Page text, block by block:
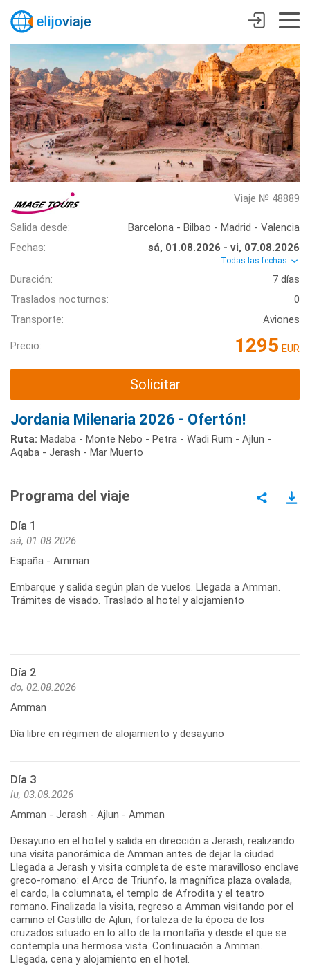
Viaje № 48889
Salida desde:
Barcelona - Bilbao - Madrid - Valencia
Fechas:
sá, 01.08.2026 - vi, 07.08.2026
Todas las fechas
Duración:
7 días
Traslados nocturnos:
0
Transporte:
Aviones
Precio: 1295 EUR
Solicitar
Jordania Milenaria 2026 - Ofertón!
Ruta: Madaba - Monte Nebo - Petra - Wadi Rum - Ajlun -
Aqaba - Jerash - Mar Muerto
Programa del viaje
Día 1
sá, 01.08.2026
España - Amman
Embarque y salida según plan de vuelos. Llegada a Amman.
Trámites de visado. Traslado al hotel y alojamiento
Día 2
do, 02.08.2026
Amman
Día libre en régimen de alojamiento y desayuno
Día 3
lu, 03.08.2026
Amman - Jerash - Ajlun - Amman
Desayuno en el hotel y salida en dirección a Jerash, realizando
una visita panorámica de Amman antes de dejar la ciudad.
Llegada a Jerash y visita completa de este maravilloso enclave
greco-romano: el Arco de Triunfo, la magnífica plaza ovalada,
el cardo, la columnata, el templo de Afrodita y el teatro
romano. Finalizada la visita, regreso a Amman visitando por el
camino el Castillo de Ajlun, fortaleza de la época de los
cruzados situado en lo alto de la montaña y desde el que se
contempla una hermosa vista. Continuación a Amman.
Llegada, cena y alojamiento en el hotel.